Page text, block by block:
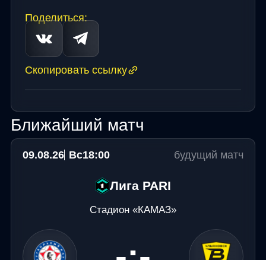
Поделиться:
Скопировать ссылку
Ближайший матч
09.08.26 Вс18:00 будущий матч
Лига PARI
Стадион «КАМАЗ»